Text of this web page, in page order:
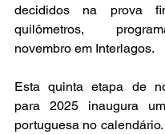
decididos na prova
quilômetros,
novembro em Interlagos.
Esta quinta etapa de
para 2025 inaugura
portuguesa no